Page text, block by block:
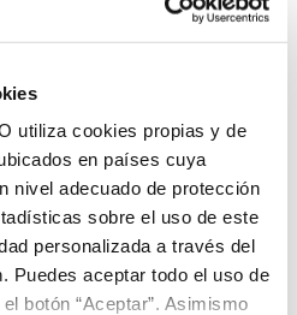
utiliza cookies propias y de
en países cuya
nivel adecuado de protección
sobre el uso de este
personalizada a través del
Puedes aceptar todo el uso de
botón “Aceptar”. Asimismo
de carga